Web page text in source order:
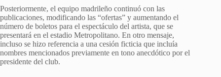
Posteriormente, el equipo madrileño continuó con las
publicaciones, modificando las “ofertas” y aumentando el
número de boletos para el espectáculo del artista, que se
presentará en el estadio Metropolitano. En otro mensaje,
incluso se hizo referencia a una cesión ficticia que incluía
nombres mencionados previamente en tono anecdótico por el
presidente del club.